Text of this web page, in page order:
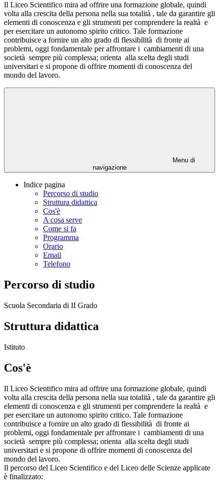
Il Liceo Scientifico mira ad offrire una formazione globale, quindi
volta alla crescita della persona nella sua totalità , tale da garantire gli
elementi di conoscenza e gli strumenti per comprendere la realtà e
per esercitare un autonomo spirito critico. Tale formazione
contribuisce a fornire un alto grado di flessibilità di fronte ai
problemi, oggi fondamentale per affrontare i cambiamenti di una
società sempre più complessa; orienta alla scelta degli studi
universitari e si propone di offrire momenti di conoscenza del
mondo del lavoro.
Menu di
navigazione
Indice pagina
Percorso di studio
Struttura didattica
Cos'è
A cosa serve
Come si fa
Programma
Orario
Email
Telefono
Percorso di studio
Scuola Secondaria di II Grado
Struttura didattica
Istituto
Cos'è
Il Liceo Scientifico mira ad offrire una formazione globale, quindi
volta alla crescita della persona nella sua totalità , tale da garantire gli
elementi di conoscenza e gli strumenti per comprendere la realtà e
per esercitare un autonomo spirito critico. Tale formazione
contribuisce a fornire un alto grado di flessibilità di fronte ai
problemi, oggi fondamentale per affrontare i cambiamenti di una
società sempre più complessa; orienta alla scelta degli studi
universitari e si propone di offrire momenti di conoscenza del
mondo del lavoro.
Il percorso del Liceo Scientifico e del Liceo delle Scienze applicate
è finalizzato: